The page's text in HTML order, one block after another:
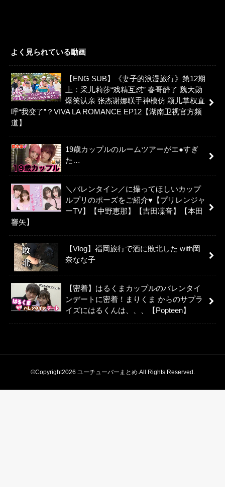
よく見られている動画
【ENG SUB】《妻子的浪漫旅行》第12期
上：采儿莉莎“戏精互怼” 春哥醉了 魏大勋
爆笑认亲 张杰谢娜联手神模仿 颖儿掌权直
呼“我变了”？VIVA LA ROMANCE EP12【湖南卫视官方频
道】
19歳カップルのルームツアーがエ●すぎ
た…
＼バレンタイン／に撮ってほしいカップ
ルプリのポーズをご紹介♥【プリレンジャ
ーTV】【中野恵那】【吉田凜音】【本田
響矢】
【Vlog】福岡旅行で酒に敗北した with岡
奈なな子
【密着】はるくまカップルのバレンタイ
ンデートに密着！まりくま からのサプラ
イズにはるくんは、、、【Popteen】
©Copyright2026 ユーチューバーまとめ .All Rights Reserved.